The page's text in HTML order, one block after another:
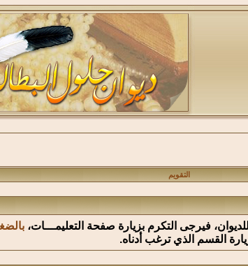
التقويم
فيرجى التكرم بزيارة صفحة التعليمـــات،
القسم الذي ترغب أدناه.